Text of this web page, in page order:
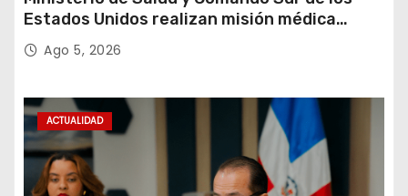
Estados Unidos realizan misión médica
Amistad 2026 en La Vega
Ago 5, 2026
ACTUALIDAD